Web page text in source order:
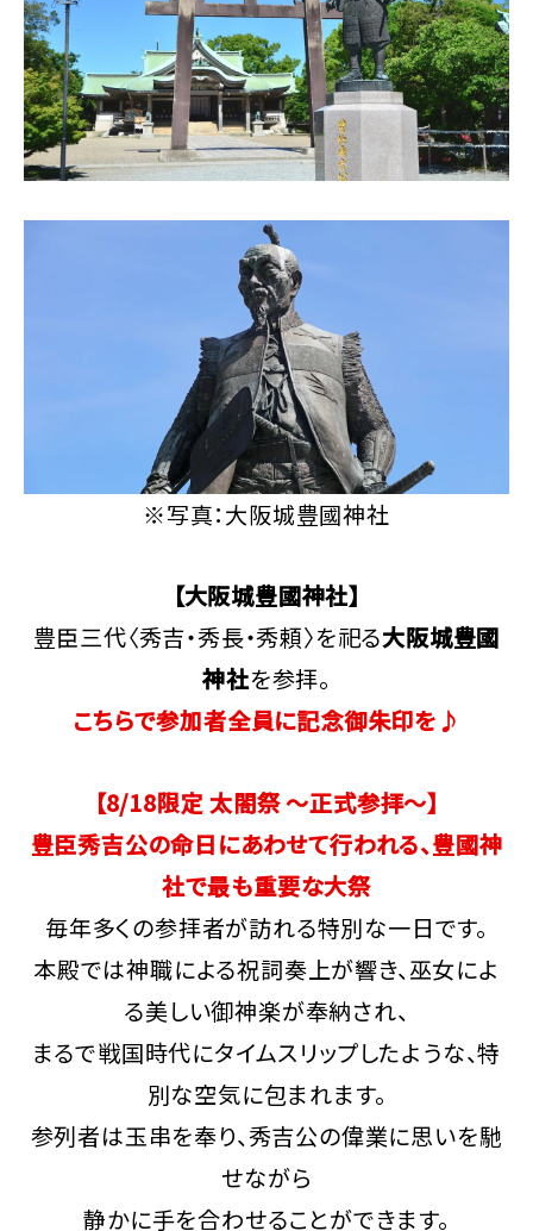
※写真：大阪城豊國神社
【大阪城豊國神社】
豊臣三代〈秀吉・秀長・秀頼〉を祀る大阪城豊國
神社を参拝。
こちらで参加者全員に記念御朱印を♪
【8/18限定 太閤祭 ～正式参拝～】
豊臣秀吉公の命日にあわせて行われる、豊國神
社で最も重要な大祭
毎年多くの参拝者が訪れる特別な一日です。
本殿では神職による祝詞奏上が響き、巫女によ
る美しい御神楽が奉納され、
まるで戦国時代にタイムスリップしたような、特
別な空気に包まれます。
参列者は玉串を奉り、秀吉公の偉業に思いを馳
せながら
静かに手を合わせることができます。